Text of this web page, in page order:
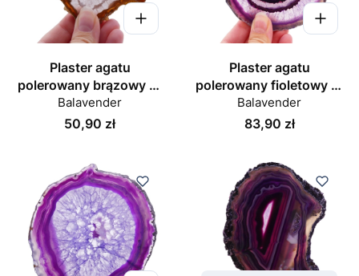
Plaster agatu
polerowany brązowy nr
069
Balavender
Cena
50,90 zł
Plaster agatu
polerowany fioletowy nr
033
Balavender
Cena
83,90 zł